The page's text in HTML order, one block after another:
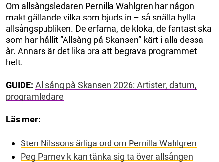
Om allsångsledaren Pernilla Wahlgren har någon
makt gällande vilka som bjuds in – så snälla hylla
allsångspubliken. De erfarna, de kloka, de fantastiska
som har hållit ”Allsång på Skansen” kärt i alla dessa
år. Annars är det lika bra att begrava programmet
helt.
GUIDE: Allsång på Skansen 2026: Artister, datum,
programledare
Läs mer:
Sten Nilssons ärliga ord om Pernilla Wahlgren
Peg Parnevik kan tänka sig ta över allsången